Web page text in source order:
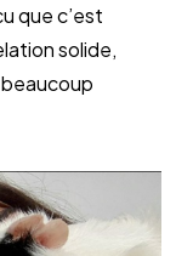
que c’est
solide,